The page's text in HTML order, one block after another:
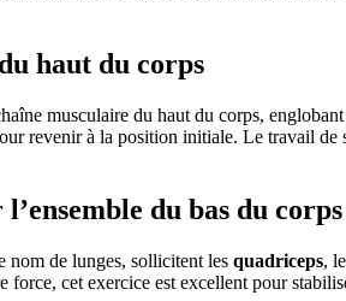
haut du corps
musculaire du haut du corps,
revenir à la position initiale. Le travail
du bas du corps
nom de lunges, sollicitent les quadriceps,
cet exercice est excellent pour